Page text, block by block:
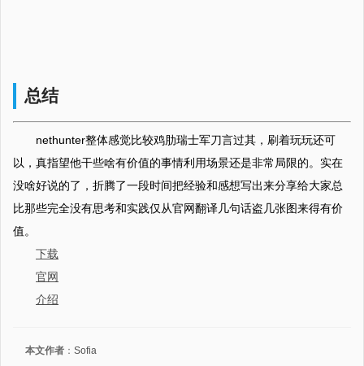
总结
nethunter整体感觉比较鸡肋瑞士军刀言过其，刷着玩玩还可
以，真指望他干些啥有价值的事情利用场景还是非常局限的。实在
没啥好说的了，折腾了一段时间把经验和感想写出来分享给大家总
比那些完全没有思考和实践仅从官网翻译几句话盗几张图来得有价
值。
下载
官网
介绍
本文作者 ： Sofia